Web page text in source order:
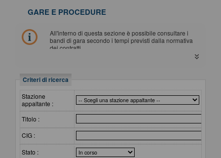
GARE E PROCEDURE
All'interno di questa sezione è possibile consultare i
bandi di gara secondo i tempi previsti dalla normativa
dei contratti.
Criteri di ricerca
Stazione
appaltante :
Titolo :
CIG :
Stato :